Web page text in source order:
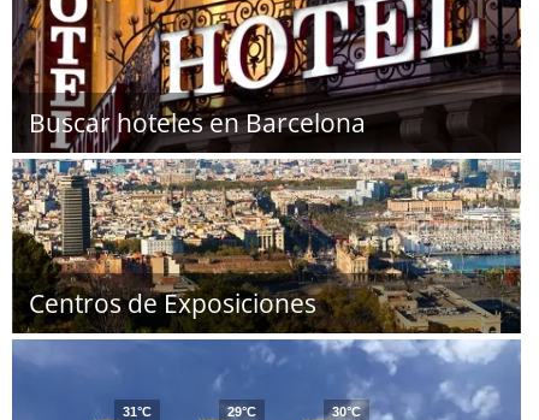
Buscar hoteles en Barcelona
Centros de Exposiciones
31°C
29°C
30°C